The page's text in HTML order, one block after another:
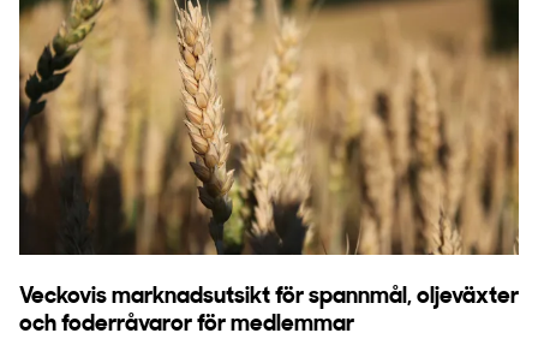
Veckovis marknadsutsikt för spannmål, oljeväxter
och foderråvaror för medlemmar